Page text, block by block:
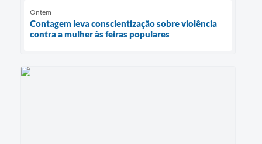
Ontem
Contagem leva conscientização sobre violência
contra a mulher às feiras populares